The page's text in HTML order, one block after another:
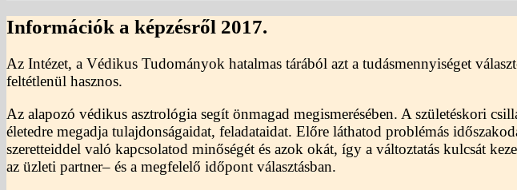
Információk a képzésről 2017.
Az Intézet, a Védikus Tudományok hatalmas tárából azt a tudásmennyiséget
feltétlenül hasznos.
Az alapozó védikus asztrológia segít önmagad megismerésében. A születéskori
életedre megadja tulajdonságaidat, feladataidat. Előre láthatod problémás
szeretteiddel való kapcsolatod minőségét és azok okát, így a változtatás kulcsát
az üzleti partner– és a megfelelő időpont választásban.